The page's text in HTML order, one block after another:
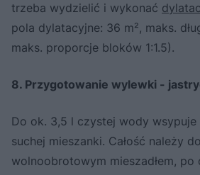
trzeba wydzielić i wykonać
pola dylatacyjne: 36 m², maks.
maks. proporcje bloków 1:1.5).
8. Przygotowanie wylewki -
Do ok. 3,5 l czystej wody
suchej mieszanki. Całość należy
wolnoobrotowym mieszadłem, po